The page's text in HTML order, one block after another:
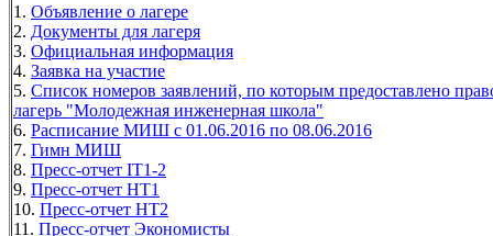
1. Объявление о лагере
2. Документы для лагеря
3. Официальная информация
4. Заявка на участие
5. Список номеров заявлений, по которым предоставлено
лагерь "Молодежная инженерная школа"
6. Расписание МИШ с 01.06.2016 по 08.06.2016
7. Гимн МИШ
8. Пресс-отчет IT1-2
9. Пресс-отчет HT1
10. Пресс-отчет HT2
11. Пресс-отчет Экономисты